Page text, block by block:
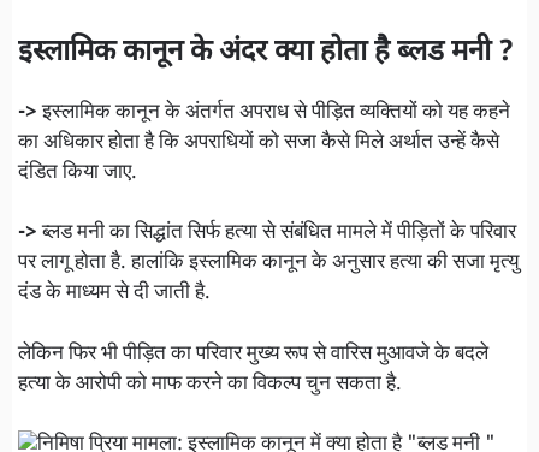
इस्लामिक कानून के अंदर क्या होता है ब्लड मनी ?
->इस्लामिक कानून के अंतर्गत अपराध से पीड़ित व्यक्तियों को यह कहने
का अधिकार होता है कि अपराधियों को सजा कैसे मिले अर्थात उन्हें कैसे
दंडित किया जाए.
->ब्लड मनी का सिद्धांत सिर्फ हत्या से संबंधित मामले में पीड़ितों के परिवार
पर लागू होता है. हालांकि इस्लामिक कानून के अनुसार हत्या की सजा मृत्यु
दंड के माध्यम से दी जाती है.
लेकिन फिर भी पीड़ित का परिवार मुख्य रूप से वारिस मुआवजे के बदले
हत्या के आरोपी को माफ करने का विकल्प चुन सकता है.